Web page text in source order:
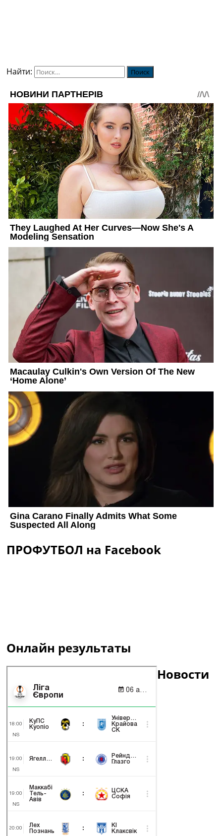
Найти:
ПРОФУТБОЛ на Facebook
Онлайн результаты
Новости